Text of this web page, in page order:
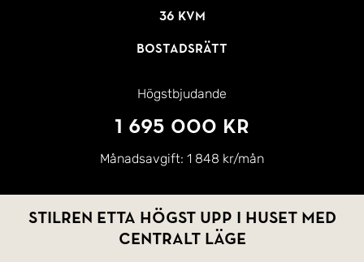
36 kvm
Bostadsrätt
Högstbjudande
1 695 000 kr
Månadsavgift: 1 848 kr/mån
Stilren etta högst upp i huset med
centralt läge